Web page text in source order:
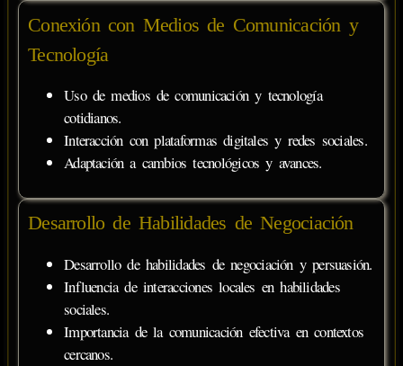
Conexión con Medios de Comunicación y
Tecnología
Uso de medios de comunicación y tecnología
cotidianos.
Interacción con plataformas digitales y redes sociales.
Adaptación a cambios tecnológicos y avances.
Desarrollo de Habilidades de Negociación
Desarrollo de habilidades de negociación y persuasión.
Influencia de interacciones locales en habilidades
sociales.
Importancia de la comunicación efectiva en contextos
cercanos.